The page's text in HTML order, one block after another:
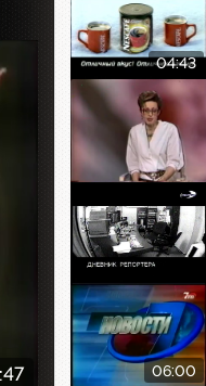
04:43
06:00